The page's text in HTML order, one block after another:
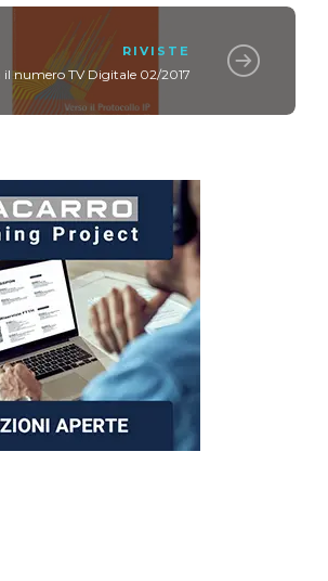
RIVISTE
il numero TV Digitale 02/2017